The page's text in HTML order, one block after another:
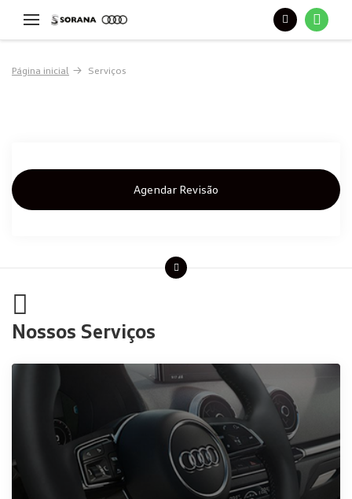
Página inicial Serviços
Agendar Revisão
Nossos Serviços